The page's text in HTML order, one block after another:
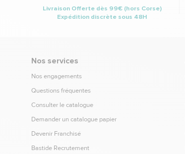
Livraison Offerte dès 99€ (hors Corse)
Expédition discrète sous 48H
Nos services
Nos engagements
Questions fréquentes
Consulter le catalogue
Demander un catalogue papier
Devenir Franchisé
Bastide Recrutement